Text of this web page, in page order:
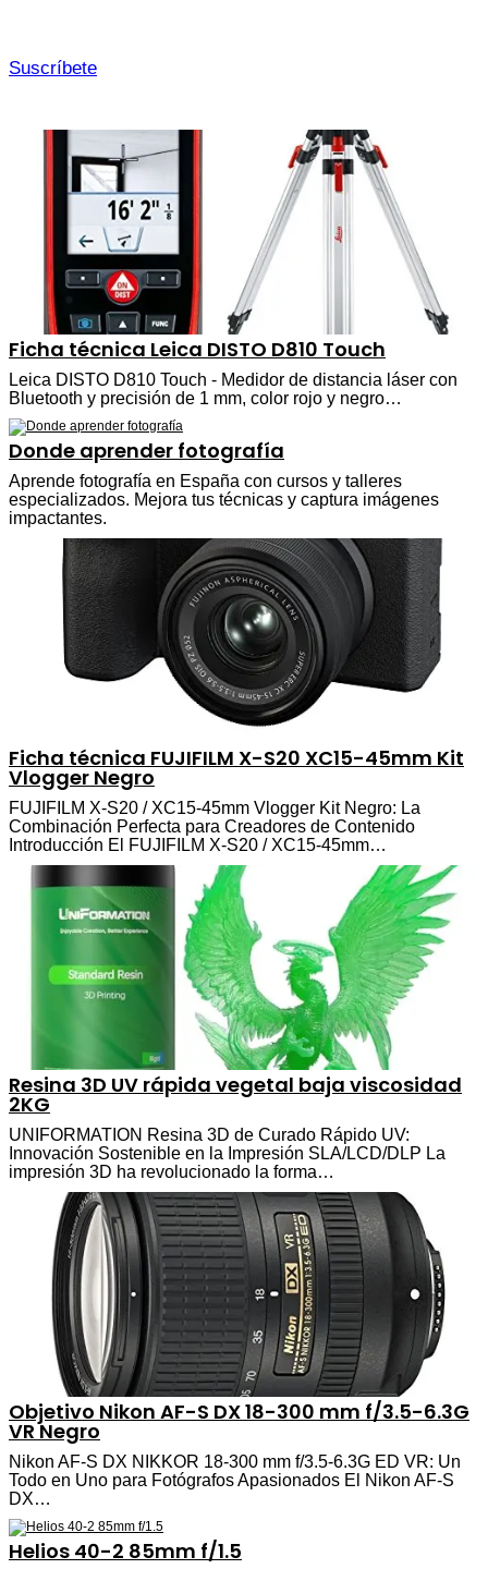
Suscríbete
Ficha técnica Leica DISTO D810 Touch
Leica DISTO D810 Touch - Medidor de distancia láser con
Bluetooth y precisión de 1 mm, color rojo y negro…
Donde aprender fotografía
Aprende fotografía en España con cursos y talleres
especializados. Mejora tus técnicas y captura imágenes
impactantes.
Ficha técnica FUJIFILM X-S20 XC15-45mm Kit
Vlogger Negro
FUJIFILM X-S20 / XC15-45mm Vlogger Kit Negro: La
Combinación Perfecta para Creadores de Contenido
Introducción El FUJIFILM X-S20 / XC15-45mm…
Resina 3D UV rápida vegetal baja viscosidad
2KG
UNIFORMATION Resina 3D de Curado Rápido UV:
Innovación Sostenible en la Impresión SLA/LCD/DLP La
impresión 3D ha revolucionado la forma…
Objetivo Nikon AF-S DX 18-300 mm f/3.5-6.3G
VR Negro
Nikon AF-S DX NIKKOR 18-300 mm f/3.5-6.3G ED VR: Un
Todo en Uno para Fotógrafos Apasionados El Nikon AF-S
DX…
Helios 40-2 85mm f/1.5